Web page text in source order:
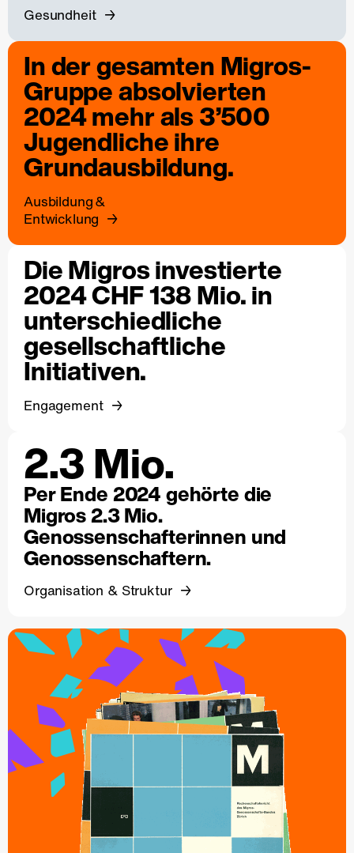
Gesundheit
In der gesamten Migros-
Gruppe absolvierten
2024 mehr als 3’500
Jugendliche ihre
Grundausbildung.
Ausbildung &
Entwicklung
Die Migros investierte
2024 CHF 138 Mio. in
unterschiedliche
gesellschaftliche
Initiativen.
Engagement
2.3 Mio.
Per Ende 2024 gehörte die
Migros 2.3 Mio.
Genossenschafterinnen und
Genossenschaftern.
Organisation & Struktur